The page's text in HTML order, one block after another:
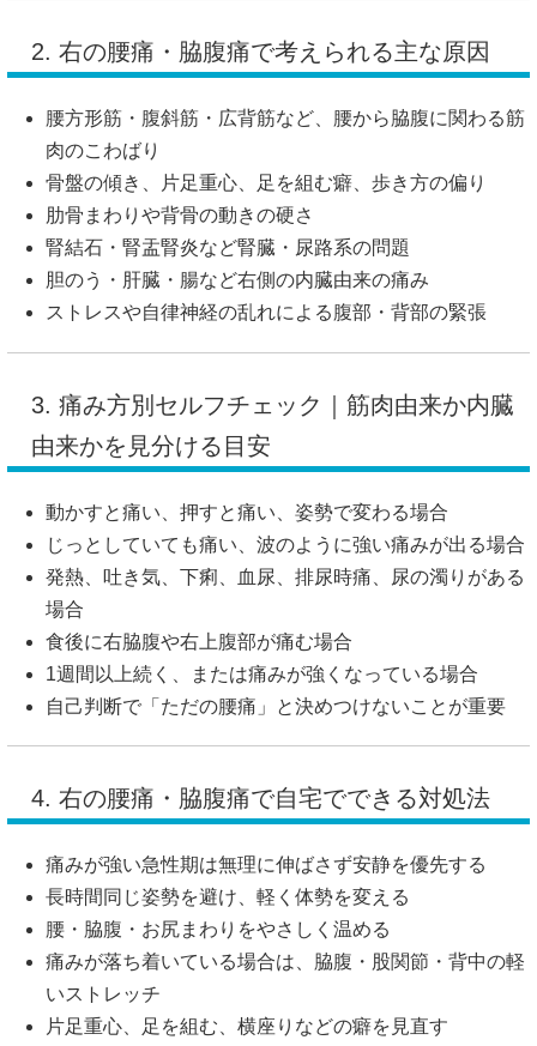
2. 右の腰痛・脇腹痛で考えられる主な原因
腰方形筋・腹斜筋・広背筋など、腰から脇腹に関わる筋
肉のこわばり
骨盤の傾き、片足重心、足を組む癖、歩き方の偏り
肋骨まわりや背骨の動きの硬さ
腎結石・腎盂腎炎など腎臓・尿路系の問題
胆のう・肝臓・腸など右側の内臓由来の痛み
ストレスや自律神経の乱れによる腹部・背部の緊張
3. 痛み方別セルフチェック｜筋肉由来か内臓
由来かを見分ける目安
動かすと痛い、押すと痛い、姿勢で変わる場合
じっとしていても痛い、波のように強い痛みが出る場合
発熱、吐き気、下痢、血尿、排尿時痛、尿の濁りがある
場合
食後に右脇腹や右上腹部が痛む場合
1週間以上続く、または痛みが強くなっている場合
自己判断で「ただの腰痛」と決めつけないことが重要
4. 右の腰痛・脇腹痛で自宅でできる対処法
痛みが強い急性期は無理に伸ばさず安静を優先する
長時間同じ姿勢を避け、軽く体勢を変える
腰・脇腹・お尻まわりをやさしく温める
痛みが落ち着いている場合は、脇腹・股関節・背中の軽
いストレッチ
片足重心、足を組む、横座りなどの癖を見直す